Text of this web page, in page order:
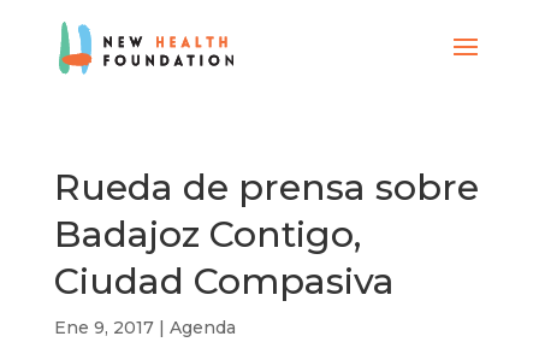
Rueda de prensa sobre
Badajoz Contigo,
Ciudad Compasiva
Ene 9, 2017| Agenda